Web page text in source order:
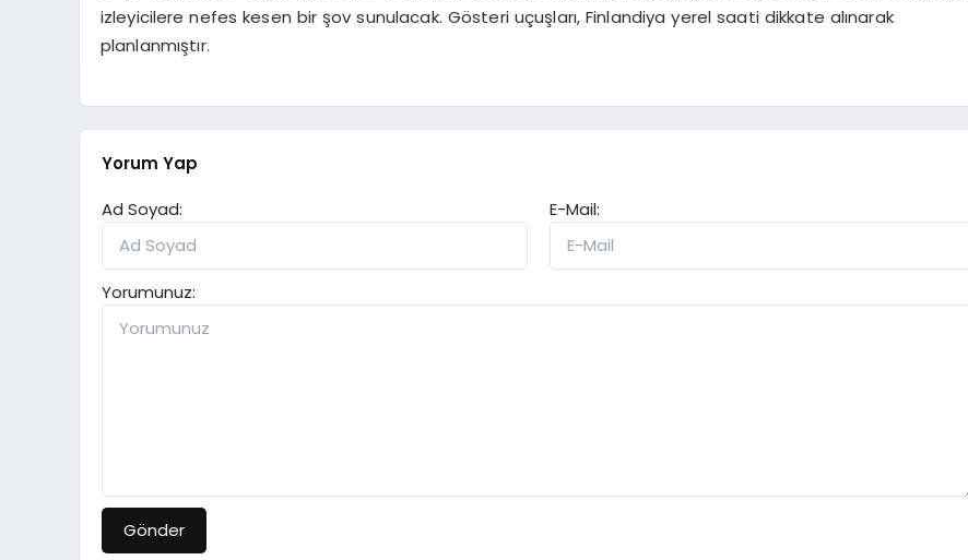
izleyicilere nefes kesen bir şov sunulacak. Gösteri uçuşları, Finlandiya yerel saati dikkate alınarak
planlanmıştır.
Yorum Yap
Ad Soyad:
E-Mail:
Yorumunuz:
Gönder